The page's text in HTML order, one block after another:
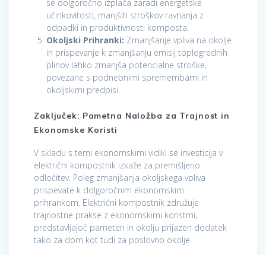
se dolgoročno izplača zaradi energetske
učinkovitosti, manjših stroškov ravnanja z
odpadki in produktivnosti komposta.
Okoljski Prihranki: Zmanjšanje vpliva na okolje
in prispevanje k zmanjšanju emisij toplogrednih
plinov lahko zmanjša potencialne stroške,
povezane s podnebnimi spremembami in
okoljskimi predpisi.
Zaključek: Pametna Naložba za Trajnost in
Ekonomske Koristi
V skladu s temi ekonomskimi vidiki se investicija v
električni kompostnik izkaže za premišljeno
odločitev. Poleg zmanjšanja okoljskega vpliva
prispevate k dolgoročnim ekonomskim
prihrankom. Električni kompostnik združuje
trajnostne prakse z ekonomskimi koristmi,
predstavljajoč pameten in okolju prijazen dodatek
tako za dom kot tudi za poslovno okolje.